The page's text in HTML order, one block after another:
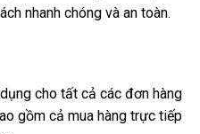
nhanh chóng và an toàn.
cho tất cả các đơn hàng
gồm cả mua hàng trực tiếp